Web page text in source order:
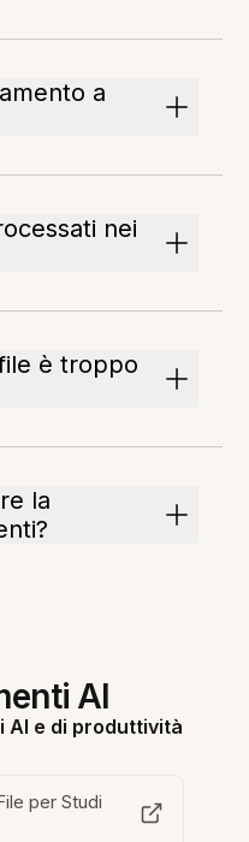
a
nei
è troppo
la
AI
AI e di produttività
per Studi